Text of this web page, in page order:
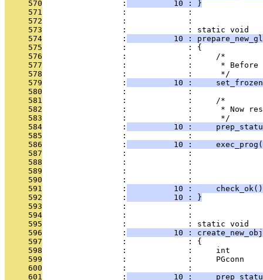
     570
                 :
          10 : }
     571
                 :             :
     572
                 :             :
     573
                 :             : static void
     574
                 :
10 :
     575
                 :             : {
     576
                 :             :     /*
     577
:             :      *
     578
                 :             :      */
     579
                 :
10 :
     580
                 :             :
     581
                 :             :     /*
     582
:             :      * Now
     583
                 :             :      */
     584
                 :
10 :
     585
                 :             :
     586
                 :
10 :
     587
:             :
     588
:             :
     589
:             :
     590
:             :
     591
                 :
10 :
     592
                 :
          10 : }
     593
                 :             :
     594
                 :             :
     595
                 :             : static void
     596
                 :
10 :
     597
                 :             : {
     598
:             :     int
     599
:             :     PGconn
     600
                 :             :
     601
                 :
10 :